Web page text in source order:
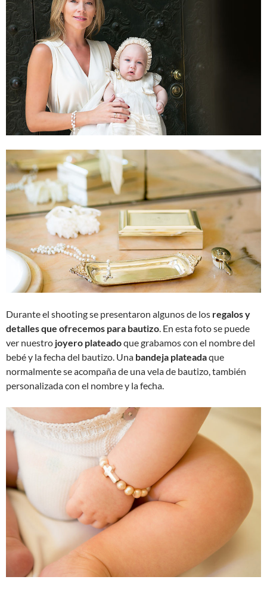
Durante el shooting se presentaron algunos de los regalos y
detalles que ofrecemos para bautizo. En esta foto se puede
ver nuestro joyero plateadoque grabamos con el nombre del
bebé y la fecha del bautizo. Una bandeja plateadaque
normalmente se acompaña de una vela de bautizo, también
personalizada con el nombre y la fecha.